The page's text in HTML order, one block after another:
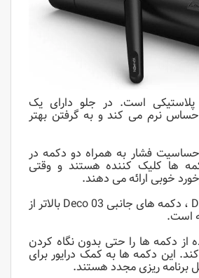
پلاستیکی است. در جلو دارای یک
نرم می کند و به گرفتن بهتر
سطح حساسیت فشار به همراه دو دکمه در
ها کلیک کننده هستند و وقتی
خوبی ارائه می دهند.
برخلاف قلم Deco 02 ، دکمه های جانبی Deco 03 بالاتر از
است.
از دکمه ها را حتی بدون نگاه کردن
این دکمه ها به کمک درایور برای
برنامه ریزی مجدد هستند.